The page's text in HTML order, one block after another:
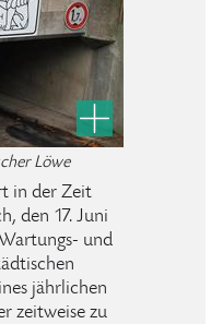
Löwe
in der Zeit
den 17. Juni
und
jährlichen
zeitweise zu